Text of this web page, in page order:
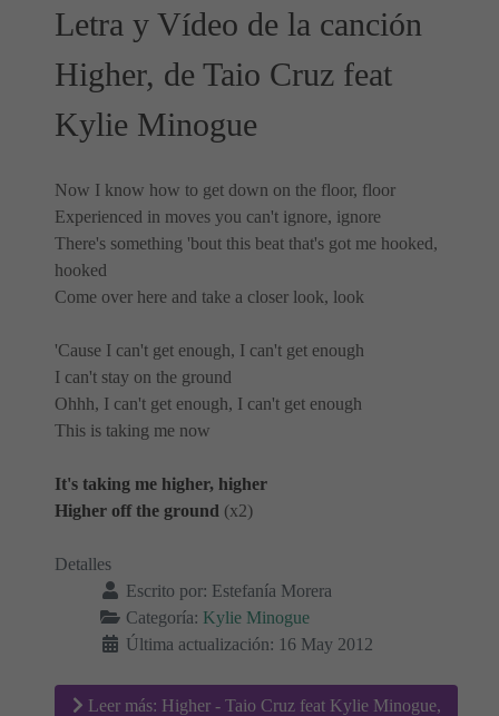
Letra y Vídeo de la canción
Higher, de Taio Cruz feat
Kylie Minogue
Now I know how to get down on the floor, floor
Experienced in moves you can't ignore, ignore
There's something 'bout this beat that's got me hooked,
hooked
Come over here and take a closer look, look
'Cause I can't get enough, I can't get enough
I can't stay on the ground
Ohhh, I can't get enough, I can't get enough
This is taking me now
It's taking me higher, higher
Higher off the ground (x2)
Detalles
Escrito por: Estefanía Morera
Categoría: Kylie Minogue
Última actualización: 16 May 2012
Leer más: Higher - Taio Cruz feat Kylie Minogue,